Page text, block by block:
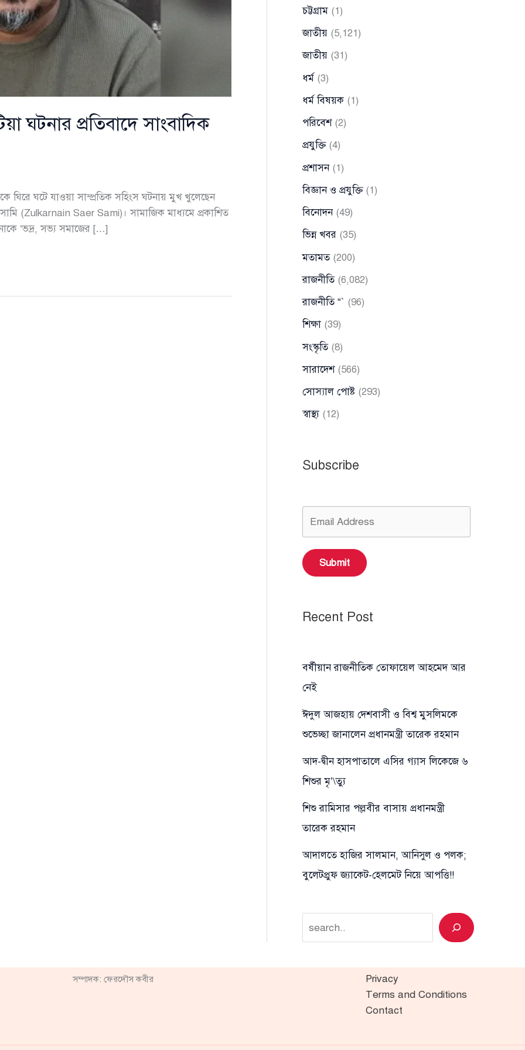
ঘটনার প্রতিবাদে সাংবাদিক
ঘিরে ঘটে যাওয়া সাম্প্রতিক সহিংস ঘটনায় মুখ খুলেছেন
(Zulkarnain Saer Sami)। সামাজিক মাধ্যমে প্রকাশিত
‘ভদ্র, সভ্য সমাজের […]
চট্টগ্রাম (1)
জাতীয় (5,121)
জাতীয় (31)
ধর্ম (3)
ধর্ম বিষয়ক (1)
পরিবেশ(2)
প্রযুক্তি(4)
প্রশাসন(1)
বিজ্ঞান ও প্রযুক্তি(1)
বিনোদন(49)
ভিন্ন খবর (35)
মতামত(200)
রাজনীতি(6,082)
রাজনীতি “` (96)
শিক্ষা (39)
সংস্কৃতি(8)
সারাদেশ(566)
সোস্যাল পোষ্ট (293)
স্বাস্থ্য (12)
Subscribe
Submit
Recent Post
বর্ষীয়ান রাজনীতিক তোফায়েল আহমেদ আর
নেই
ঈদুল আজহায় দেশবাসী ও বিশ্ব মুসলিমকে
শুভেচ্ছা জানালেন প্রধানমন্ত্রী তারেক রহমান
আদ-দ্বীন হাসপাতালে এসির গ্যাস লিকেজে ৬
শিশুর মৃ’\ত্যু
শিশু রামিসার পল্লবীর বাসায় প্রধানমন্ত্রী
তারেক রহমান
আদালতে হাজির সালমান, আনিসুল ও পলক;
বুলেটপ্রুফ জ্যাকেট-হেলমেট নিয়ে আপত্তি!!
সম্পাদক: ফেরদৌস কবীর
Privacy
Terms and Conditions
Contact